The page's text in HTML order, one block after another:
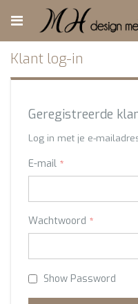
direct
door
naar
de
inhoud
Klant log-in
Geregistreerde
Log in met je e-
E-mail
Wachtwoord
Show Password